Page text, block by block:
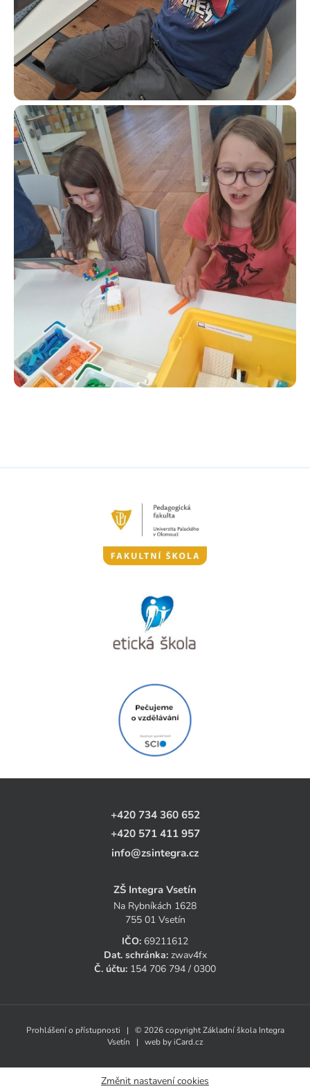
+420 734 360 652
+420 571 411 957
info@zsintegra.cz
ZŠ Integra Vsetín
Na Rybníkách 1628
755 01 Vsetín
IČO: 69211612
Dat. schránka: zwav4fx
Č. účtu: 154 706 794 / 0300
Prohlášení o přístupnosti | © 2026 copyright Základní škola Integra
Vsetín | web by iCard.cz
Změnit nastavení cookies